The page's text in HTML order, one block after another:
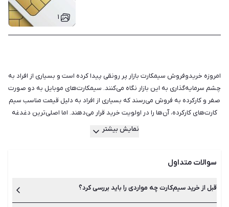
۱
امروزه خریدوفروش سیمکارت بازار پر رونقی پیدا کرده است و بسیاری از افراد به
چشم سرمایه‌گذاری به این بازار نگاه می‌کنند. سیمکارت‌های موبایل به دو صورت
صفر و کارکرده به فروش می‌رسند که بسیاری از افراد به دلیل قیمت مناسب سیم
کارت‌های کارکرده، آن‌ها را در اولویت خرید قرار می‌دهند. اما اصلی‌ترین دغدغه
هنگام خرید سیم کارت کارکرده این است که ممکن است مجبور باشید به کسانی
راه‌حل دیگر این است که به دنبال سیمکارتی باشید که مدت زمان زیاد خاموش
سیمکارت باید مواردی مانند تعیین قیمت، استعلام خط و پرداخت بدهی پیشین
نمایش بیشتر
سوالات متداول
قبل از خرید سیم‌کارت چه مواردی را باید بررسی کرد؟